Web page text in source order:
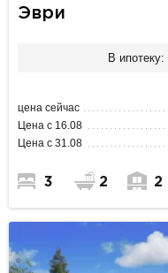
Эври
В ипотеку:
цена сейчас
Цена с 16.08
Цена с 31.08
3 2 2